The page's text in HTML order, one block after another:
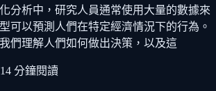
分析中，研究人員通常使用大量的數據來
可以預測人們在特定經濟情況下的行為。
們理解人們如何做出決策，以及這
14 分鐘閱讀